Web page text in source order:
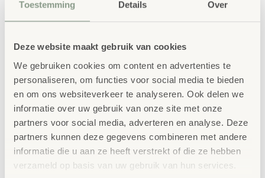
Toestemming Details Over
Deze website maakt gebruik van cookies
We gebruiken cookies om content en advertenties te
personaliseren, om functies voor social media te bieden
en om ons websiteverkeer te analyseren. Ook delen we
informatie over uw gebruik van onze site met onze
partners voor social media, adverteren en analyse. Deze
partners kunnen deze gegevens combineren met andere
informatie die u aan ze heeft verstrekt of die ze hebben
verzameld op basis van uw gebruik van hun services.
weerbestendig en eenvoudig te plaatsen bij
Vertrouwd bestellen bij School
Concept
School Concept is de specialist in
onderwijsmeubilair. Wij geloven dat een
leeromgeving inspireert wanneer deze